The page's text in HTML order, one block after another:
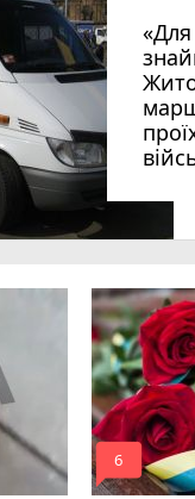
mode_comment
6